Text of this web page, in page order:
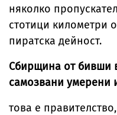
няколко
стотици километри
пиратска дейност.
Сбирщина от бивши
самозвани умерени
това е